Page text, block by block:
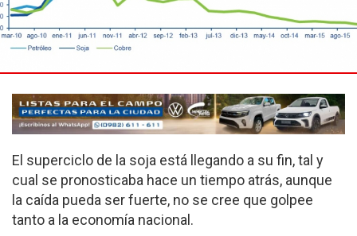
El superciclo de la soja está llegando a su fin, tal y
cual se pronosticaba hace un tiempo atrás, aunque
la caída pueda ser fuerte, no se cree que golpee
tanto a la economía nacional.